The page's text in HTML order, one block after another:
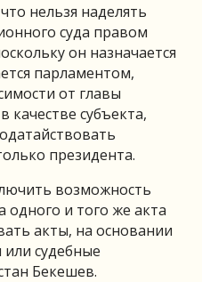
нельзя наделять
суда правом
он назначается
парламентом,
от главы
качестве субъекта,
президента.
возможность
одного и того же акта
акты, на основании
судебные
Бекешев.